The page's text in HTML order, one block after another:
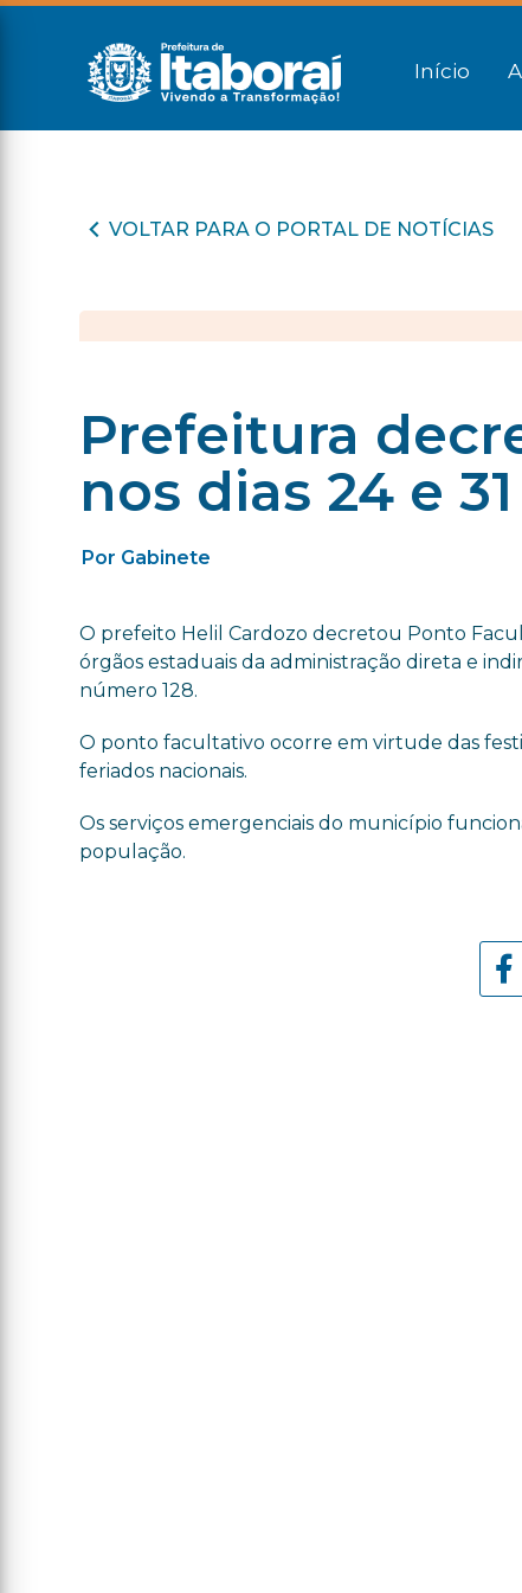
Início
VOLTAR PARA O PORTAL DE NOTÍCIAS
Prefeitura
nos dias 24 e
Por Gabinete
O prefeito Helil Cardozo decretou Ponto
órgãos estaduais da administração direta e
número 128.
O ponto facultativo ocorre em virtude das
feriados nacionais.
Os serviços emergenciais do município
população.